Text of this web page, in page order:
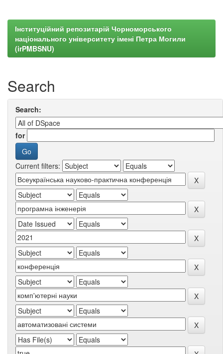
Інституційний репозитарій Чорноморського
національного університету імені Петра Могили
(irPMBSNU)
Search
Search:
for
Current filters: